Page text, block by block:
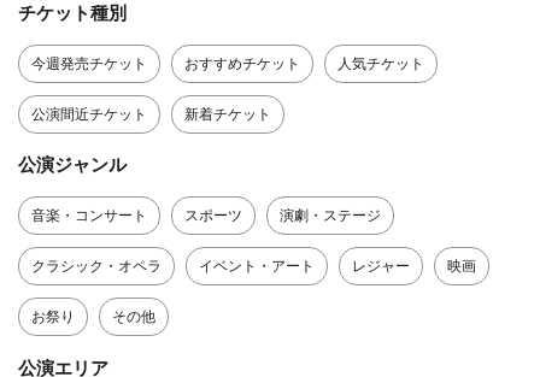
チケット種別
今週発売チケット おすすめチケット 人気チケット
公演間近チケット 新着チケット
公演ジャンル
音楽・コンサート スポーツ 演劇・ステージ
クラシック・オペラ イベント・アート レジャー 映画
お祭り その他
公演エリア